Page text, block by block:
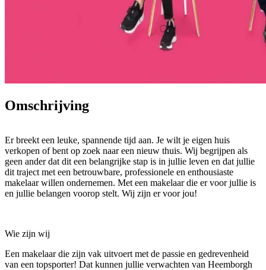
Omschrijving
Er breekt een leuke, spannende tijd aan. Je wilt je eigen huis
verkopen of bent op zoek naar een nieuw thuis. Wij begrijpen als
geen ander dat dit een belangrijke stap is in jullie leven en dat jullie
dit traject met een betrouwbare, professionele en enthousiaste
makelaar willen ondernemen. Met een makelaar die er voor jullie is
en jullie belangen voorop stelt. Wij zijn er voor jou!
Wie zijn wij
Een makelaar die zijn vak uitvoert met de passie en gedrevenheid
van een topsporter! Dat kunnen jullie verwachten van Heemborgh